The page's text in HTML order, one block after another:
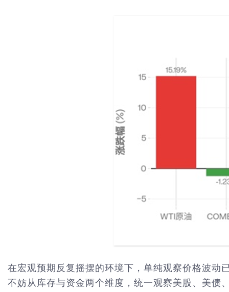
在宏观预期反复摇摆的环境下，单纯观察价格波动
不妨从库存与资金两个维度，统一观察美股、美债